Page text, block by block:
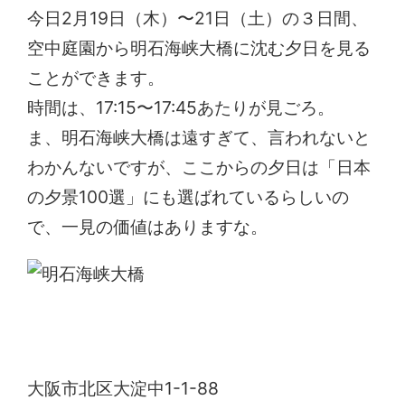
今日2月19日（木）〜21日（土）の３日間、
空中庭園から明石海峡大橋に沈む夕日を見る
ことができます。
時間は、17:15〜17:45あたりが見ごろ。
ま、明石海峡大橋は遠すぎて、言われないと
わかんないですが、ここからの夕日は「日本
の夕景100選」にも選ばれているらしいの
で、一見の価値はありますな。
大阪市北区大淀中1-1-88